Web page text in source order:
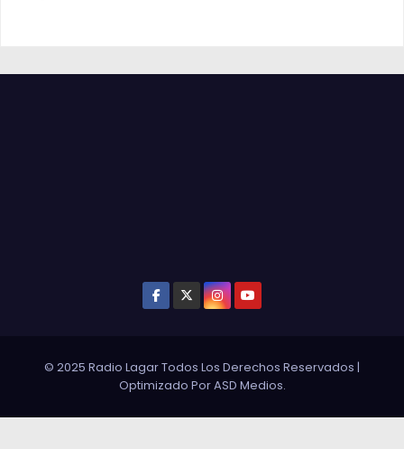
© 2025 Radio Lagar Todos Los Derechos Reservados |
Optimizado PorASD Medios.